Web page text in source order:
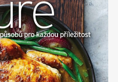
Elle Decoration